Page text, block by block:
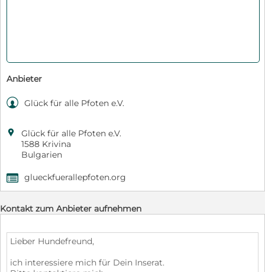
Anbieter
 Glück für alle Pfoten e.V.

Glück für alle Pfoten e.V.
1588 Krivina
Bulgarien
, glueckfuerallepfoten.org
Kontakt zum Anbieter aufnehmen